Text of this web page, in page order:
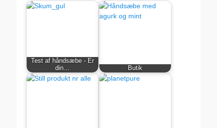
Test af håndsæbe - Er
din…
Butik